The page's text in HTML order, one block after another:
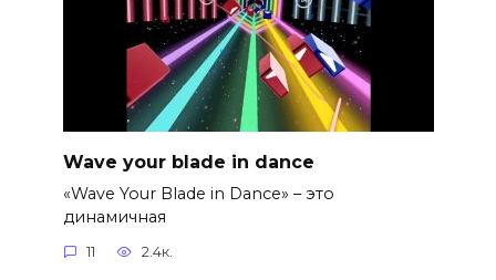
Wave your blade in dance
«Wave Your Blade in Dance» – это
динамичная
11 2.4к.